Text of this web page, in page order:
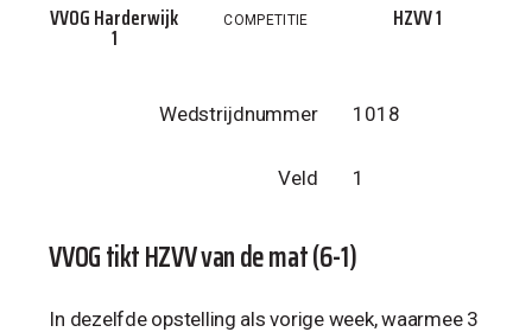
VVOG Harderwijk
1
COMPETITIE HZVV 1
Wedstrijdnummer 1018
Veld 1
VVOG tikt HZVV van de mat (6-1)
In dezelfde opstelling als vorige week, waarmee 3